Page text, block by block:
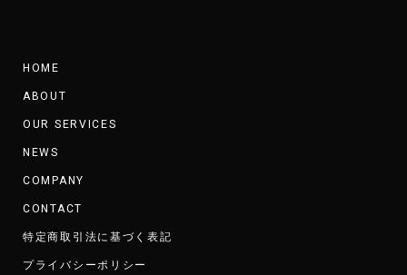
HOME
ABOUT
OUR SERVICES
NEWS
COMPANY
CONTACT
特定商取引法に基づく表記
プライバシーポリシー